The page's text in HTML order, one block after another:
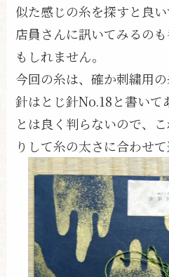
似た感じの糸を探すと良い
店員さんに訊いてみるの
もしれません。
今回の糸は、確か刺繍用の
針はとじ針No.18と書いて
とは良く判らないので、
りして糸の太さに合わせて